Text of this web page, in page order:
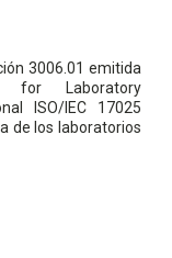
3006.01 emitida
for Laboratory
ISO/IEC 17025
de los laboratorios